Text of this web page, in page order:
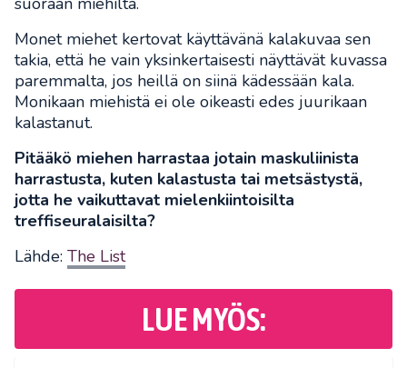
Monet miehet kertovat käyttävänä kalakuvaa sen
takia, että he vain yksinkertaisesti näyttävät kuvassa
paremmalta, jos heillä on siinä kädessään kala.
Monikaan miehistä ei ole oikeasti edes juurikaan
kalastanut.
Pitääkö miehen harrastaa jotain maskuliinista
harrastusta, kuten kalastusta tai metsästystä,
jotta he vaikuttavat mielenkiintoisilta
treffiseuralaisilta?
Lähde: The List
LUE MYÖS: